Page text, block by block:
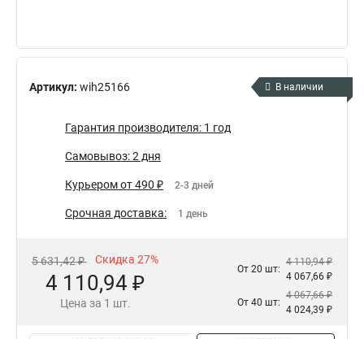
Артикул: wih25166 В наличии
Гарантия производителя: 1 год
Самовывоз: 2 дня
Курьером от 490 ₽ 2-3 дней
Срочная доставка: 1 день
5 631,42 ₽ Скидка 27%
4 110,94 ₽
Цена за 1 шт.
От 20 шт:
4 110,94 ₽
4 067,66 ₽
От 40 шт:
4 067,66 ₽
4 024,39 ₽